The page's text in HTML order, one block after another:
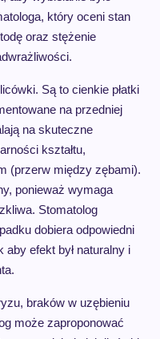
który oceni stan
oraz stężenie
Są to cienkie płatki
na przedniej
na skuteczne
kształtu,
(przerw między zębami).
ponieważ wymaga
Stomatolog
dobiera odpowiedni
aby efekt był naturalny i
braków w uzębieniu
może zaproponować